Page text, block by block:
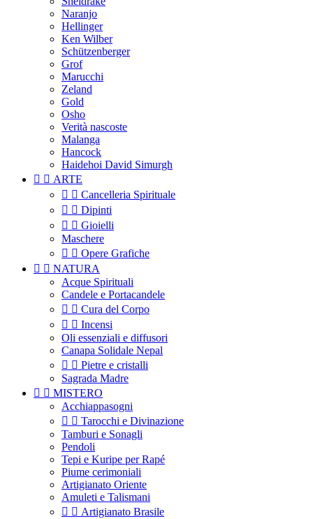
Naranjo
Hellinger
Ken Wilber
Schützenberger
Grof
Marucchi
Zeland
Gold
Osho
Verità nascoste
Malanga
Hancock
Haidehoi David Simurgh
  ARTE
  Cancelleria Spirituale
  Dipinti
  Gioielli
Maschere
  Opere Grafiche
  NATURA
Acque Spirituali
Candele e Portacandele
  Cura del Corpo
  Incensi
Oli essenziali e diffusori
Canapa Solidale Nepal
  Pietre e cristalli
Sagrada Madre
  MISTERO
Acchiappasogni
  Tarocchi e Divinazione
Tamburi e Sonagli
Pendoli
Tepi e Kuripe per Rapé
Piume cerimoniali
Artigianato Oriente
Amuleti e Talismani
  Artigianato Brasile